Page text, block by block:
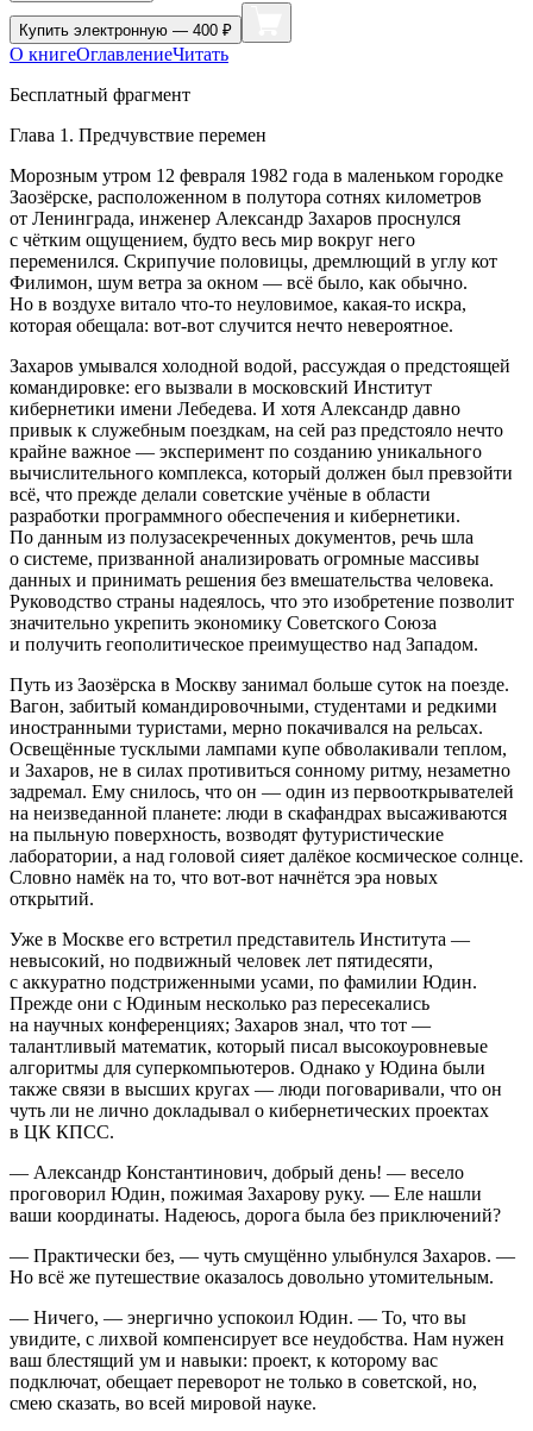
Купить электронную — 400 ₽
О книгеОглавлениеЧитать
Бесплатный фрагмент
Глава 1. Предчувствие перемен
Морозным утром 12 февраля 1982 года в маленьком городке
Заозёрске, расположенном в полутора сотнях километров
от Ленинграда, инженер Александр Захаров проснулся
с чётким ощущением, будто весь мир вокруг него
переменился. Скрипучие половицы, дремлющий в углу кот
Филимон, шум ветра за окном — всё было, как обычно.
Но в воздухе витало что-то неуловимое, какая-то искра,
которая обещала: вот-вот случится нечто невероятное.
Захаров умывался холодной водой, рассуждая о предстоящей
командировке: его вызвали в московский Институт
кибернетики имени Лебедева. И хотя Александр давно
привык к служебным поездкам, на сей раз предстояло нечто
крайне важное — эксперимент по созданию уникального
вычислительного комплекса, который должен был превзойти
всё, что прежде делали советские учёные в области
разработки программного обеспечения и кибернетики.
По данным из полузасекреченных документов, речь шла
о системе, призванной анализировать огромные массивы
данных и принимать решения без вмешательства человека.
Руководство страны надеялось, что это изобретение позволит
значительно укрепить экономику Советского Союза
и получить геополитическое преимущество над Западом.
Путь из Заозёрска в Москву занимал больше суток на поезде.
Вагон, забитый командировочными, студентами и редкими
иностранными туристами, мерно покачивался на рельсах.
Освещённые тусклыми лампами купе обволакивали теплом,
и Захаров, не в силах противиться сонному ритму, незаметно
задремал. Ему снилось, что он — один из первооткрывателей
на неизведанной планете: люди в скафандрах высаживаются
на пыльную поверхность, возводят футуристические
лаборатории, а над головой сияет далёкое космическое солнце.
Словно намёк на то, что вот-вот начнётся эра новых
открытий.
Уже в Москве его встретил представитель Института —
невысокий, но подвижный человек лет пятидесяти,
с аккуратно подстриженными усами, по фамилии Юдин.
Прежде они с Юдиным несколько раз пересекались
на научных конференциях; Захаров знал, что тот —
талантливый математик, который писал высокоуровневые
алгоритмы для суперкомпьютеров. Однако у Юдина были
также связи в высших кругах — люди поговаривали, что он
чуть ли не лично докладывал о кибернетических проектах
в ЦК КПСС.
— Александр Константинович, добрый день! — весело
проговорил Юдин, пожимая Захарову руку. — Еле нашли
ваши координаты. Надеюсь, дорога была без приключений?
— Практически без, — чуть смущённо улыбнулся Захаров. —
Но всё же путешествие оказалось довольно утомительным.
— Ничего, — энергично успокоил Юдин. — То, что вы
увидите, с лихвой компенсирует все неудобства. Нам нужен
ваш блестящий ум и навыки: проект, к которому вас
подключат, обещает переворот не только в советской, но,
смею сказать, во всей мировой науке.